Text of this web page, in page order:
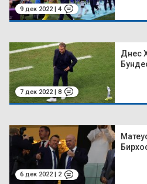
9 дек 2022 | 4
7 дек 2022 | 8
Днес
6 дек 2022 | 2